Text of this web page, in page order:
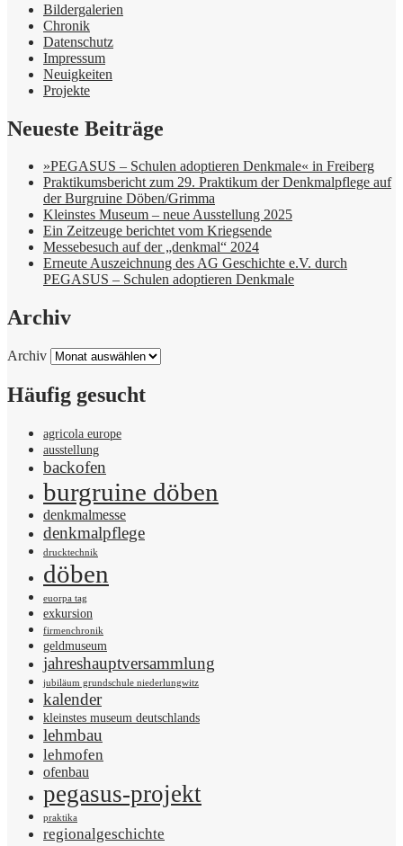
Bildergalerien
Chronik
Datenschutz
Impressum
Neuigkeiten
Projekte
Neueste Beiträge
»PEGASUS – Schulen adoptieren Denkmale« in Freiberg
Praktikumsbericht zum 29. Praktikum der Denkmalpflege auf
der Burgruine Döben/Grimma
Kleinstes Museum – neue Ausstellung 2025
Ein Zeitzeuge berichtet vom Kriegsende
Messebesuch auf der „denkmal“ 2024
Erneute Auszeichnung des AG Geschichte e.V. durch
PEGASUS – Schulen adoptieren Denkmale
Archiv
Archiv
Häufig gesucht
agricola europe
ausstellung
backofen
burgruine döben
denkmalmesse
denkmalpflege
drucktechnik
döben
euorpa tag
exkursion
firmenchronik
geldmuseum
jahreshauptversammlung
jubiläum grundschule niederlungwitz
kalender
kleinstes museum deutschlands
lehmbau
lehmofen
ofenbau
pegasus-projekt
praktika
regionalgeschichte